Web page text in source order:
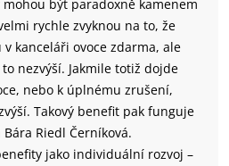
mohou být paradoxně kamenem
rychle zvyknou na to, že
kanceláři ovoce zdarma, ale
nezvýší. Jakmile totiž dojde
nebo k úplnému zrušení,
Takový benefit pak funguje
Riedl Černíková.
jako individuální rozvoj –